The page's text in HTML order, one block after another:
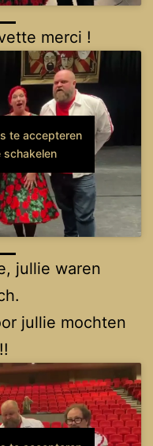
merci !
te accepteren
schakelen
jullie waren
jullie mochten